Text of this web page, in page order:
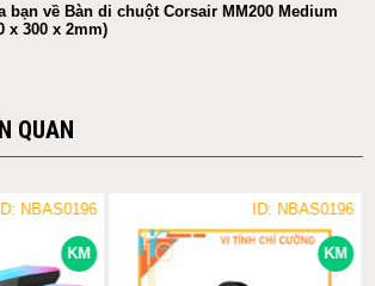
bạn về Bàn di chuột Corsair MM200 Medium
x 300 x 2mm)
QUAN
KM
ID: NBAS0196
KM
ID: NBAS0196